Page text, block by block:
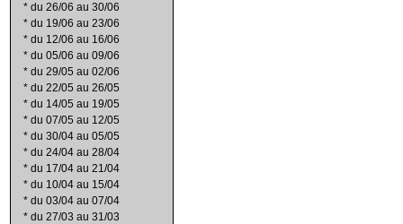
* du 26/06 au 30/06
* du 19/06 au 23/06
* du 12/06 au 16/06
* du 05/06 au 09/06
* du 29/05 au 02/06
* du 22/05 au 26/05
* du 14/05 au 19/05
* du 07/05 au 12/05
* du 30/04 au 05/05
* du 24/04 au 28/04
* du 17/04 au 21/04
* du 10/04 au 15/04
* du 03/04 au 07/04
* du 27/03 au 31/03